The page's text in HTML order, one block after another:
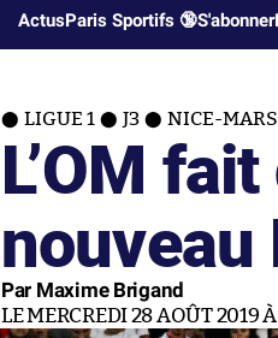
ActusParis Sportifs 🔞S'abonner
LIGUE 1 J3 NICE-
L’OM
nouveau
Par Maxime Brigand
LE MERCREDI 28 AOÛT 2019 À